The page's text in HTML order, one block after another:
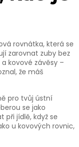
rovnátka, která se
zarovnat zuby bez
kovové závěsy –
že máš
pro tvůj ústní
se jako
při jídlě, když se
u kovových rovnic,